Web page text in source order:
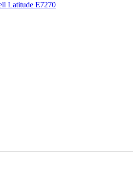
Latitude E7270